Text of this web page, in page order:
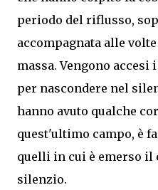
periodo del riflusso,
accompagnata alle
massa. Vengono
per nascondere nel
hanno avuto qualche
quest'ultimo campo, è
quelli in cui è emerso il
silenzio.